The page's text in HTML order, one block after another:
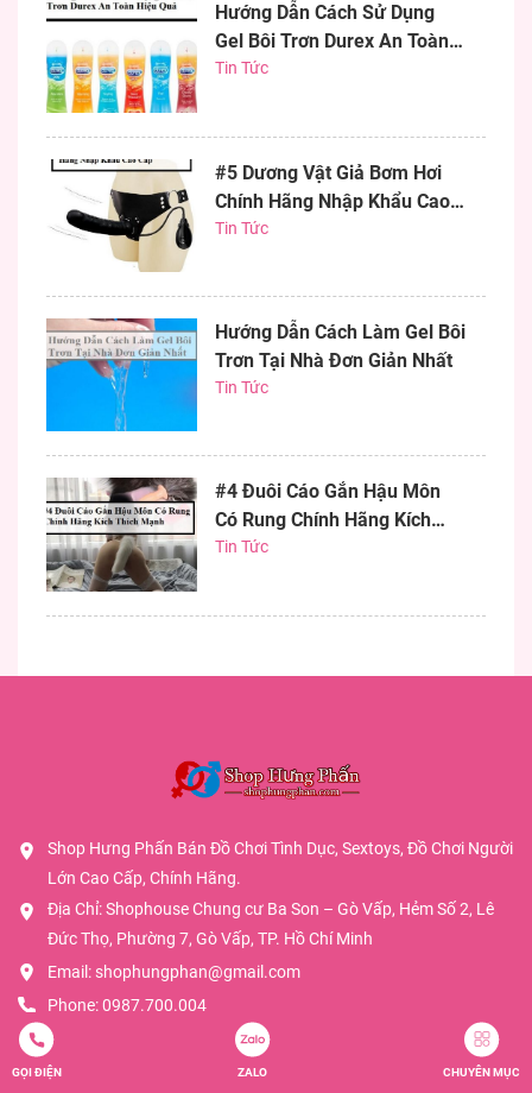
Hướng Dẫn Cách Sử Dụng
Gel Bôi Trơn Durex An Toàn
Hiệu Quả
Tin Tức
#5 Dương Vật Giả Bơm Hơi
Chính Hãng Nhập Khẩu Cao
Cấp
Tin Tức
Hướng Dẫn Cách Làm Gel Bôi
Trơn Tại Nhà Đơn Giản Nhất
Tin Tức
#4 Đuôi Cáo Gắn Hậu Môn
Có Rung Chính Hãng Kích
Thích Mạnh
Tin Tức
Shop Hưng Phấn Bán Đồ Chơi Tình Dục, Sextoys, Đồ Chơi Người
Lớn Cao Cấp, Chính Hãng.
Địa Chỉ: Shophouse Chung cư Ba Son – Gò Vấp, Hẻm Số 2, Lê
Đức Thọ, Phường 7, Gò Vấp, TP. Hồ Chí Minh
Email: shophungphan@gmail.com
Phone:0987.700.004
GỌI ĐIỆN ZALO CHUYÊN MỤC